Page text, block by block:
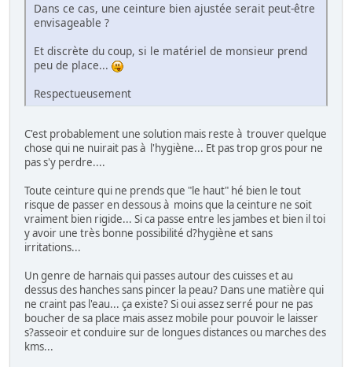
Dans ce cas, une ceinture bien ajustée serait peut-être
envisageable ?
Et discrète du coup, si le matériel de monsieur prend
peu de place...
Respectueusement
C'est probablement une solution mais reste à trouver quelque
chose qui ne nuirait pas à l'hygiène... Et pas trop gros pour ne
pas s'y perdre....
Toute ceinture qui ne prends que "le haut" hé bien le tout
risque de passer en dessous à moins que la ceinture ne soit
vraiment bien rigide... Si ca passe entre les jambes et bien il toi
y avoir une très bonne possibilité d?hygiène et sans
irritations...
Un genre de harnais qui passes autour des cuisses et au
dessus des hanches sans pincer la peau? Dans une matière qui
ne craint pas l'eau... ça existe? Si oui assez serré pour ne pas
boucher de sa place mais assez mobile pour pouvoir le laisser
s?asseoir et conduire sur de longues distances ou marches des
kms...